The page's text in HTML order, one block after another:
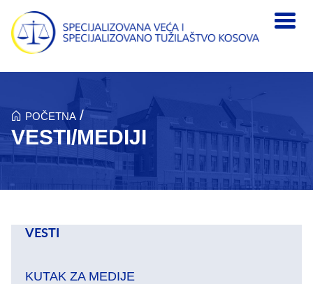
Skip to main content
POČETNA /
VESTI/MEDIJI
VESTI
KUTAK ZA MEDIJE